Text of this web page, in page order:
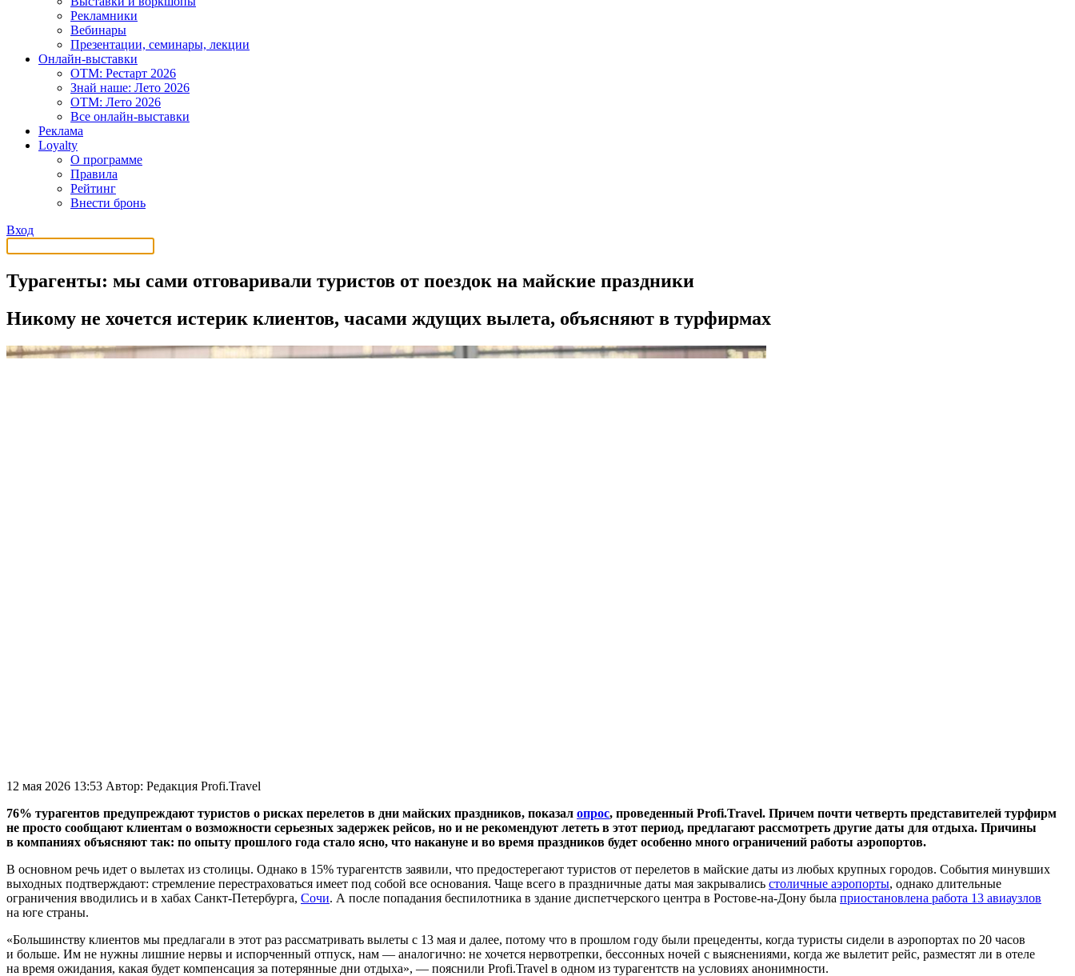
Рекламники
Вебинары
Презентации, семинары, лекции
Онлайн-выставки
OTM: Рестарт 2026
Знай наше: Лето 2026
OTM: Лето 2026
Все онлайн-выставки
Реклама
Loyalty
О программе
Правила
Рейтинг
Внести бронь
Вход
Турагенты: мы сами отговаривали туристов от поездок на майские праздники
Никому не хочется истерик клиентов, часами ждущих вылета, объясняют в турфирмах
12 мая 2026 13:53 Автор: Редакция Profi.Travel
76% турагентов предупреждают туристов о рисках перелетов в дни майских праздников, показал опрос, проведенный Profi.Travel. Причем почти четверть представителей турфирм
не просто сообщают клиентам о возможности серьезных задержек рейсов, но и не рекомендуют лететь в этот период, предлагают рассмотреть другие даты для отдыха. Причины
в компаниях объясняют так: по опыту прошлого года стало ясно, что накануне и во время праздников будет особенно много ограничений работы аэропортов.
В основном речь идет о вылетах из столицы. Однако в 15% турагентств заявили, что предостерегают туристов от перелетов в майские даты из любых крупных городов. События минувших
выходных подтверждают: стремление перестраховаться имеет под собой все основания. Чаще всего в праздничные даты мая закрывались столичные аэропорты, однако длительные
ограничения вводились и в хабах Санкт-Петербурга, Сочи. А после попадания беспилотника в здание диспетчерского центра в Ростове-на-Дону была приостановлена работа 13 авиаузлов
на юге страны.
«Большинству клиентов мы предлагали в этот раз рассматривать вылеты с 13 мая и далее, потому что в прошлом году были прецеденты, когда туристы сидели в аэропортах по 20 часов
и больше. Им не нужны лишние нервы и испорченный отпуск, нам — аналогично: не хочется нервотрепки, бессонных ночей с выяснениями, когда же вылетит рейс, разместят ли в отеле
на время ожидания, какая будет компенсация за потерянные дни отдыха», — пояснили Profi.Travel в одном из турагентств на условиях анонимности.